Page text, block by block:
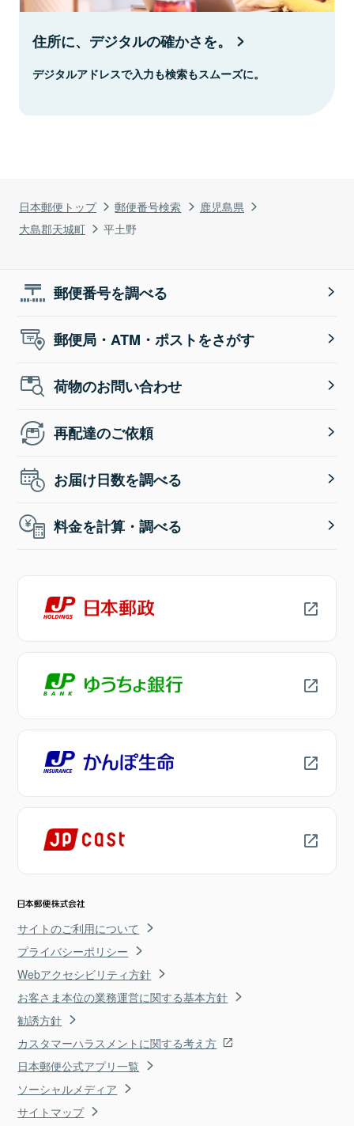
日本郵便トップ 郵便番号検索
鹿児島県
大島郡天城町
平土野
住所に、デジタルの確かさを。
デジタルアドレスで入力も検索もスムーズに。
郵便番号を調べる
郵便局・ATM・ポストをさがす
荷物のお問い合わせ
再配達のご依頼
お届け日数を調べる
料金を計算・調べる
サイトのご利用について
プライバシーポリシー
Webアクセシビリティ方針
お客さま本位の業務運営に関する基本方針
勧誘方針
カスタマーハラスメントに関する考え方
日本郵便公式アプリ一覧
ソーシャルメディア
サイトマップ